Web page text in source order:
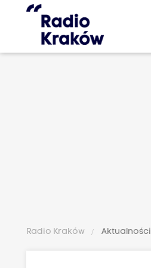
Radio Kraków Aktualności